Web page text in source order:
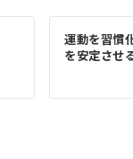
運動を習慣
を安定させ